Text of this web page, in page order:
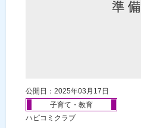
公開日：2025年03月17日
子育て・教育
ハピコミクラブ